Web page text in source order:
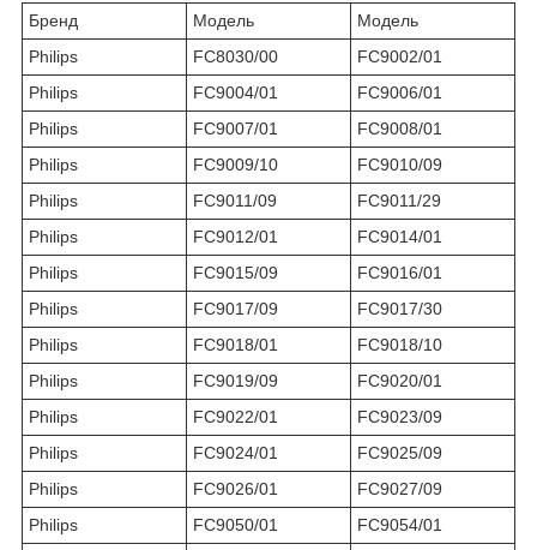
Бренд Модель
Модель
Philips
FC8030/00
FC9002/01
Philips
FC9004/01
FC9006/01
Philips
FC9007/01
FC9008/01
Philips
FC9009/10
FC9010/09
Philips
FC9011/09
FC9011/29
Philips
FC9012/01
FC9014/01
Philips
FC9015/09
FC9016/01
Philips
FC9017/09
FC9017/30
Philips
FC9018/01
FC9018/10
Philips
FC9019/09
FC9020/01
Philips
FC9022/01
FC9023/09
Philips
FC9024/01
FC9025/09
Philips
FC9026/01
FC9027/09
Philips
FC9050/01
FC9054/01